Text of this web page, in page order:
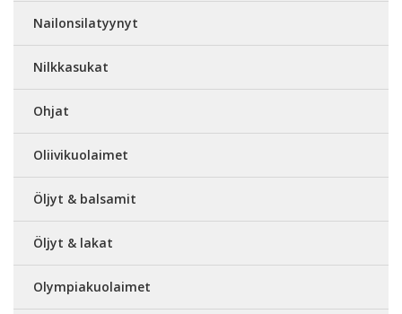
Nailonsilatyynyt
Nilkkasukat
Ohjat
Oliivikuolaimet
Öljyt & balsamit
Öljyt & lakat
Olympiakuolaimet